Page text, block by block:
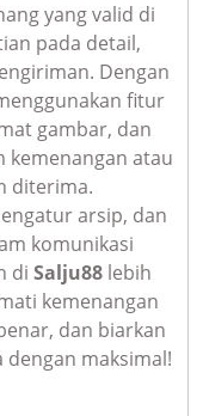
yang valid di
pada detail,
Dengan
fitur
gambar, dan
atau
diterima.
arsip, dan
komunikasi
di Salju88lebih
kemenangan
dan biarkan
maksimal!